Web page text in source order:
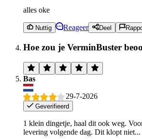
alles oke
Nuttig Reageer Deel
Hoe zou je VerminBuster
Bas
29-7-2026
Geverifieerd
1 klein dingetje, haal dit ook weg.
levering volgende dag. Dit klopt